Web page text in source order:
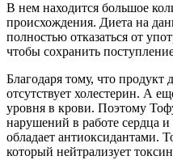
В нем находится большое
происхождения. Диета на
полностью отказаться от
чтобы сохранить
Благодаря тому, что продукт
отсутствует холестерин. А
уровня в крови. Поэтому
нарушений в работе сердца
обладает антиоксидантами.
который нейтрализует